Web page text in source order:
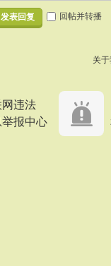
发表回复 回帖并转播
关
违法
报中心